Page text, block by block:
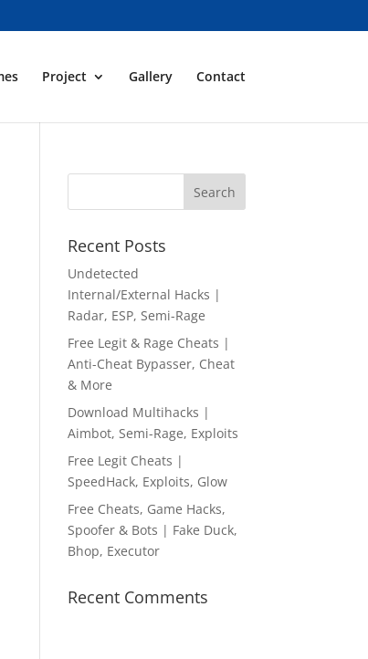
Project Gallery Contact
Recent Posts
Undetected
Internal/External Hacks |
Radar, ESP, Semi-Rage
Free Legit & Rage Cheats |
Anti-Cheat Bypasser, Cheat
& More
Download Multihacks |
Aimbot, Semi-Rage, Exploits
Free Legit Cheats |
SpeedHack, Exploits, Glow
Free Cheats, Game Hacks,
Spoofer & Bots | Fake Duck,
Bhop, Executor
Recent Comments